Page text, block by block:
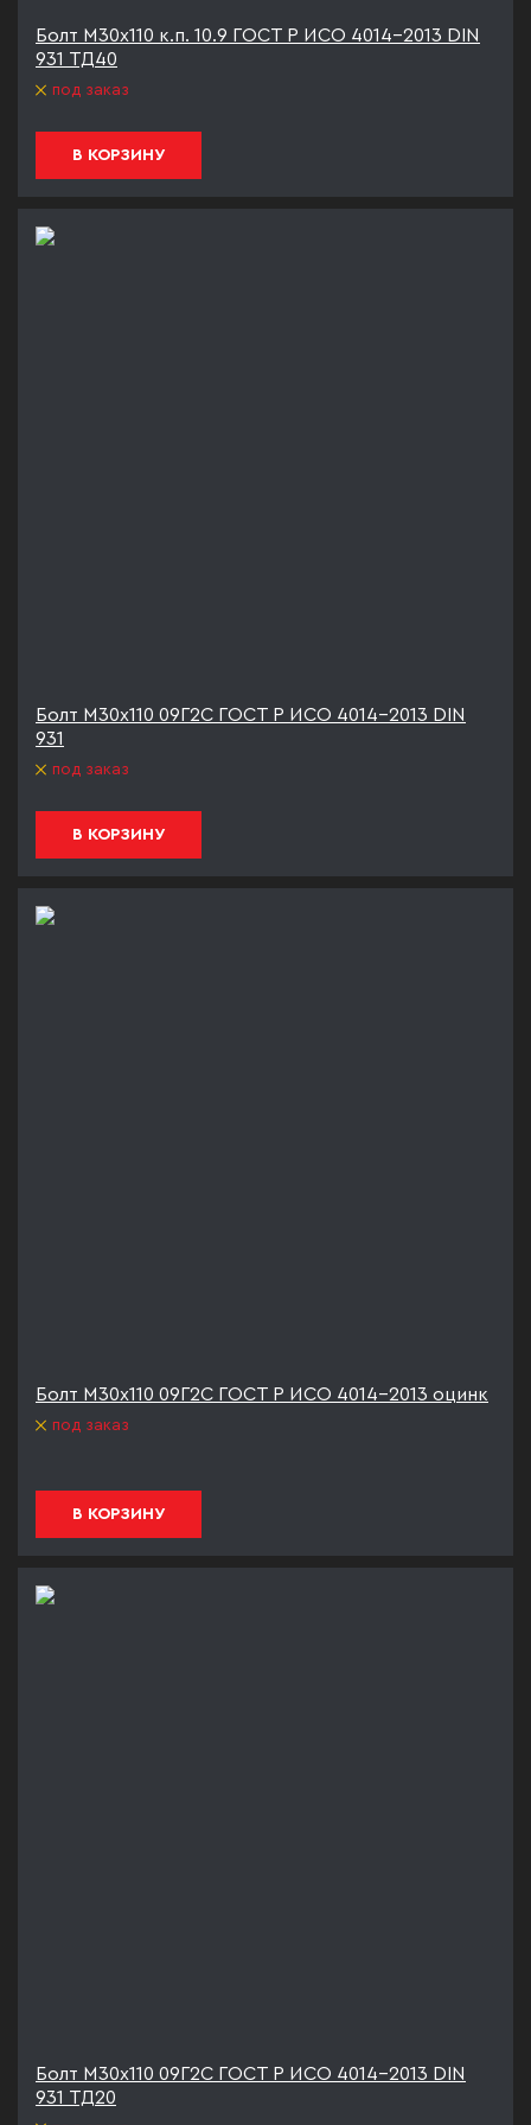
Болт М30х110 к.п. 10.9 ГОСТ Р ИСО 4014-2013 DIN
931 ТД40
под заказ
В КОРЗИНУ
Болт М30х110 09Г2С ГОСТ Р ИСО 4014-2013 DIN
931
под заказ
В КОРЗИНУ
Болт М30х110 09Г2С ГОСТ Р ИСО 4014-2013 оцинк
под заказ
В КОРЗИНУ
Болт М30х110 09Г2С ГОСТ Р ИСО 4014-2013 DIN
931 ТД20